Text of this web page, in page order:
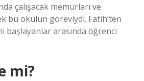
çalışacak memurları ve
bu okulun göreviydi. Fatih’ten
başlayanlar arasında öğrenci
mi?